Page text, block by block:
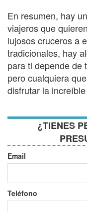
En resumen, hay
viajeros que
lujosos cruceros a
tradicionales, hay
para ti depende de
pero cualquiera
disfrutar la
¿TIENES
Email
Teléfono